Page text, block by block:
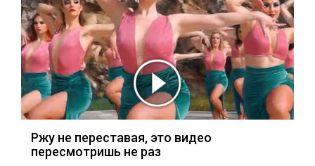
Ржу не переставая, это видео
пересмотришь не раз